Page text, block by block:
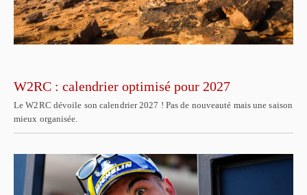
W2RC : calendrier optimisé pour 2027
Le W2RC dévoile son calendrier 2027 ! Pas de nouveauté mais une saison
mieux organisée.